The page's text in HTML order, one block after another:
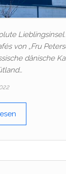
von „Fru
dänische